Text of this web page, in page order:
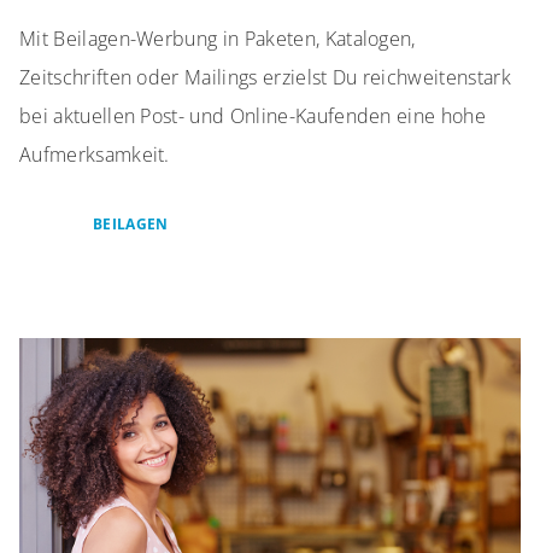
Mit Beilagen-Werbung in Paketen, Katalogen,
Zeitschriften oder Mailings erzielst Du reichweitenstark
bei aktuellen Post- und Online-Kaufenden eine hohe
Aufmerksamkeit.
BEILAGEN